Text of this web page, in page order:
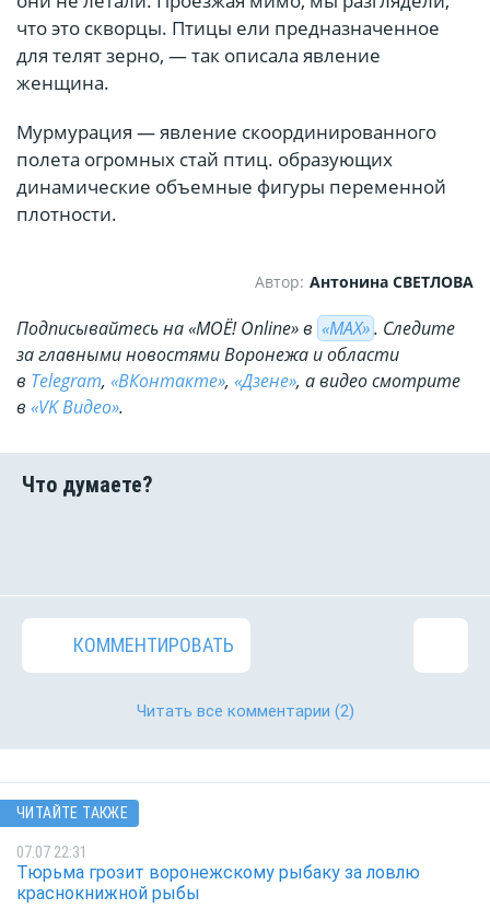
что это скворцы. Птицы ели предназначенное
для телят зерно, — так описала явление
женщина.
Мурмурация — явление скоординированного
полета огромных стай птиц. образующих
динамические объемные фигуры переменной
плотности.
Автор: Антонина СВЕТЛОВА
Подписывайтесь на «МОЁ! Online» в «МАХ». Cледите
за главными новостями Воронежа и области
в Telegram, «ВКонтакте», «Дзене», а видео смотрите
в «VK Видео».
КОММЕНТИРОВАТЬ
Читать все комментарии (2)
ЧИТАЙТЕ ТАКЖЕ
07.07 22:31
Тюрьма грозит воронежскому рыбаку за ловлю
краснокнижной рыбы